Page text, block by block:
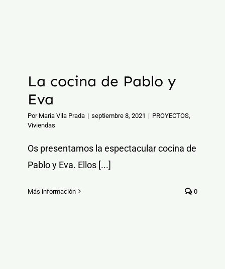
La cocina de Pablo y
Eva
Por Maria Vila Prada | septiembre 8, 2021 | PROYECTOS
Viviendas
Os presentamos la espectacular cocina de
Pablo y Eva. Ellos [...]
Más información 0